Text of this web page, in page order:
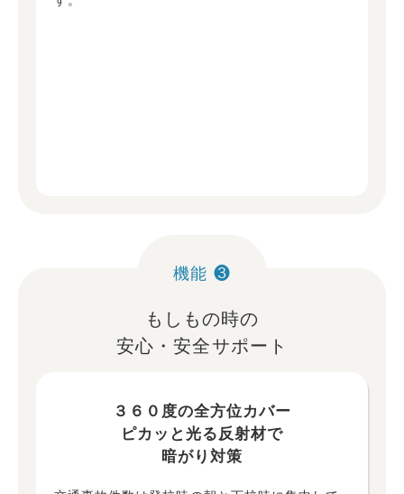
機能 ❸
もしもの時の
安心・安全サポート
３６０度の全方位カバー
ピカッと光る反射材で
暗がり対策